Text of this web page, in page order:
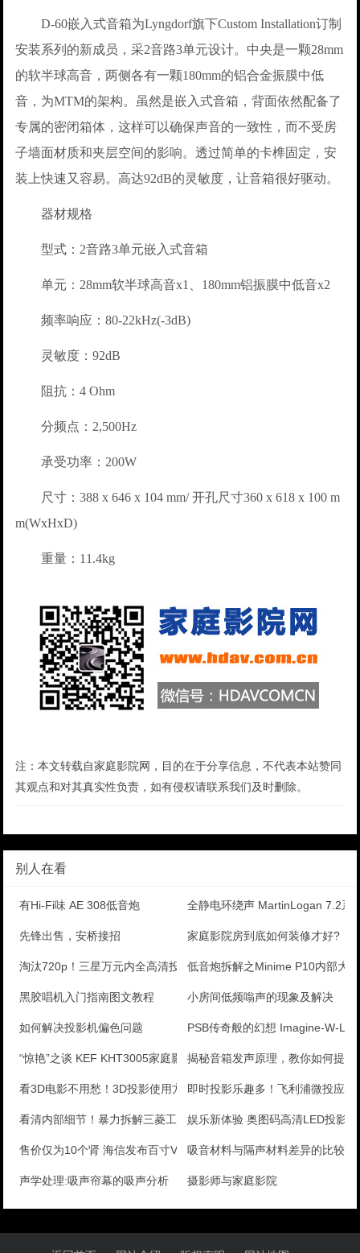
D-60嵌入式音箱为Lyngdorf旗下Custom Installation订制
安装系列的新成员，采2音路3单元设计。中央是一颗28mm
的软半球高音，两侧各有一颗180mm的铝合金振膜中低
音，为MTM的架构。虽然是嵌入式音箱，背面依然配备了
专属的密闭箱体，这样可以确保声音的一致性，而不受房
子墙面材质和夹层空间的影响。透过简单的卡榫固定，安
装上快速又容易。高达92dB的灵敏度，让音箱很好驱动。
器材规格
型式：2音路3单元嵌入式音箱
单元：28mm软半球高音x1、180mm铝振膜中低音x2
频率响应：80-22kHz(-3dB)
灵敏度：92dB
阻抗：4 Ohm
分频点：2,500Hz
承受功率：200W
尺寸：388 x 646 x 104 mm/ 开孔尺寸360 x 618 x 100 m
m(WxHxD)
重量：11.4kg
注：本文转载自家庭影院网，目的在于分享信息，不代表本站赞同
其观点和对其真实性负责，如有侵权请联系我们及时删除。
别人在看
有Hi-Fi味 AE 308低音炮 全静电环绕声 MartinLogan 7.2系
先锋出售，安桥接招 家庭影院房到底如何装修才好?
淘汰720p！三星万元内全高清投影评测低音炮拆解之Minime P10内部大
黑胶唱机入门指南图文教程 小房间低频嗡声的现象及解决
如何解决投影机偏色问题 PSB传奇般的幻想 Imagine-W-
“惊艳”之谈 KEF KHT3005家庭影院音箱评测揭秘音箱发声原理，教你如何提升
看3D电影不用愁！3D投影使用方法详解即时投影乐趣多！飞利浦微投应用
看清内部细节！暴力拆解三菱工程投影娱乐新体验 奥图码高清LED投影
售价仅为10个肾 海信发布百寸VIDAA MAX激光吸音材料与隔声材料差异的比较
声学处理:吸声帘幕的吸声分析 摄影师与家庭影院